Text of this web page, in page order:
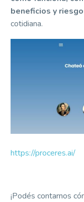
beneficios y
cotidiana.
https://proceres.ai/
¡Podés contarnos